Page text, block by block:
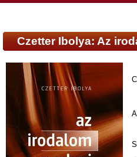
Czetter Ibolya: Az